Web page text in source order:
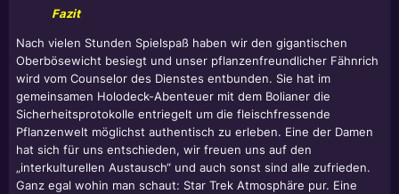
Fazit
Nach vielen Stunden Spielspaß haben wir den gigantischen
Oberbösewicht besiegt und unser pflanzenfreundlicher Fähnrich
wird vom Counselor des Dienstes entbunden. Sie hat im
gemeinsamen Holodeck-Abenteuer mit dem Bolianer die
Sicherheitsprotokolle entriegelt um die fleischfressende
Pflanzenwelt möglichst authentisch zu erleben. Eine der Damen
hat sich für uns entschieden, wir freuen uns auf den
„interkulturellen Austausch“ und auch sonst sind alle zufrieden.
Ganz egal wohin man schaut: Star Trek Atmosphäre pur. Eine